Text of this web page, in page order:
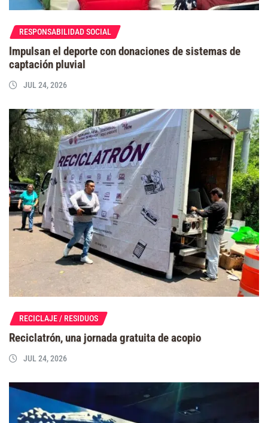
RESPONSABILIDAD SOCIAL
Impulsan el deporte con donaciones de sistemas de
captación pluvial
JUL 24, 2026
RECICLAJE / RESIDUOS
Reciclatrón, una jornada gratuita de acopio
JUL 24, 2026